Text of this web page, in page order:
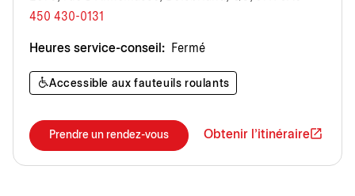
450 430-0131
Heures service-conseil: Fermé
Accessible aux fauteuils roulants
Prendre un rendez-vous Obtenir l'itinéraire